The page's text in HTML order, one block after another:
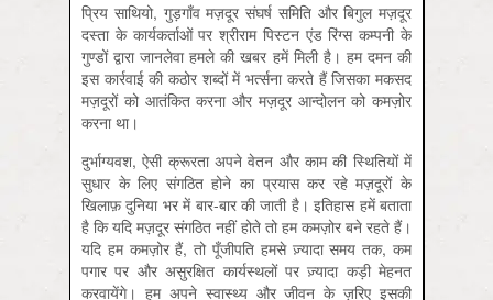
प्रिय साथियो, गुड़गाँव मज़दूर संघर्ष समिति और बिगुल मज़दूर
दस्ता के कार्यकर्ताओं पर श्रीराम पिस्टन एंड रिंग्स कम्पनी के
गुण्डों द्वारा जानलेवा हमले की खबर हमें मिली है। हम दमन की
इस कार्रवाई की कठोर शब्दों में भर्त्सना करते हैं जिसका मकसद
मज़दूरों को आतंकित करना और मज़दूर आन्दोलन को कमज़ोर
करना था।
दुर्भाग्यवश, ऐसी क्रूरता अपने वेतन और काम की स्थितियों में
सुधार के लिए संगठित होने का प्रयास कर रहे मज़दूरों के
खिलाफ़ दुनिया भर में बार-बार की जाती है। इतिहास हमें बताता
है कि यदि मज़दूर संगठित नहीं होते तो हम कमज़ोर बने रहते हैं।
यदि हम कमज़ोर हैं, तो पूँजीपति हमसे ज़्यादा समय तक, कम
पगार पर और असुरक्षित कार्यस्थलों पर ज़्यादा कड़ी मेहनत
करवायेंगे। हम अपने स्वास्थ्य और जीवन के ज़रिए इसकी